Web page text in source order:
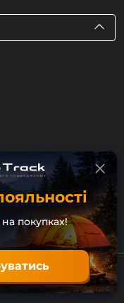
ProTrack
покупках!